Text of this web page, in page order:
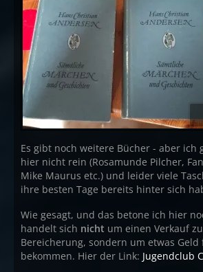
Es gibt noch weitere Bücher - aber ich
hier nicht rein (Rosamunde Pilcher,
Mike Maurus etc.) und leider viele
ihre besten Tage bereits hinter sich
Wie gesagt, und das betone ich hier
handelt sich nicht um einen Verkauf
Bereicherung, sondern um etwas
bekommen. Hier der Link: Jugendclub